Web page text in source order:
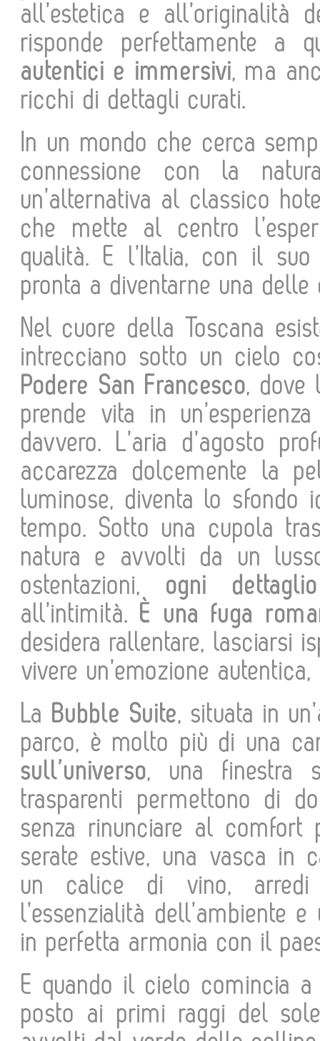
all’estetica e all’originalità
risponde perfettamente a
autentici e immersivi, ma
ricchi di dettagli curati.
In un mondo che cerca
connessione con la
un’alternativa al classico
che mette al centro
qualità. E l’Italia, con il
pronta a diventarne una delle
Nel cuore della Toscana
intrecciano sotto un cielo
Podere San Francesco, dove
prende vita in
davvero. L’aria d’agosto
accarezza dolcemente la
luminose, diventa lo sfondo
tempo. Sotto una cupola
natura e avvolti da un
ostentazioni,ogni
all’intimità.È una fuga
desidera rallentare, lasciarsi
vivere un’emozione
La Bubble Suite, situata in
parco, è molto più di una
sull’universo, una finestra
trasparenti permettono di
senza rinunciare al comfort
serate estive, una vasca in
un calice di vino, arredi
l’essenzialità dell’ambiente e
in perfetta armonia con il
E quando il cielo comincia
posto ai primi raggi del